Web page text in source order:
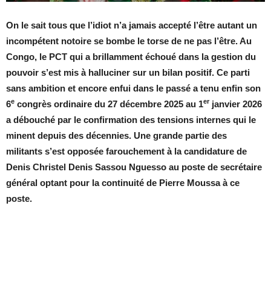
On le sait tous que l’idiot n’a jamais accepté l’être autant un
incompétent notoire se bombe le torse de ne pas l’être. Au
Congo, le PCT qui a brillamment échoué dans la gestion du
pouvoir s’est mis à halluciner sur un bilan positif. Ce parti
sans ambition et encore enfui dans le passé a tenu enfin son
6e congrès ordinaire du 27 décembre 2025 au 1er janvier 2026
a débouché par le confirmation des tensions internes qui le
minent depuis des décennies. Une grande partie des
militants s’est opposée farouchement à la candidature de
Denis Christel Denis Sassou Nguesso au poste de secrétaire
général optant pour la continuité de Pierre Moussa à ce
poste.